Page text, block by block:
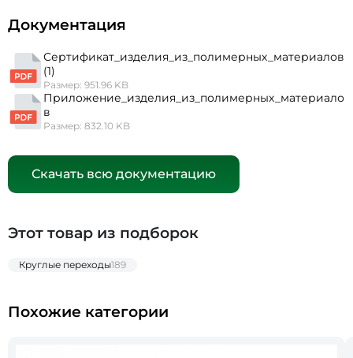
Документация
Сертификат_изделия_из_полимерных_материалов
(1)
Размер: 951.96 KB
Приложение_изделия_из_полимерных_материало
в
Размер: 832.10 KB
Скачать всю документацию
Этот товар из подборок
Круглые переходы189
Похожие категории